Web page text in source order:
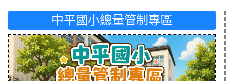
中平國小總量管制專區